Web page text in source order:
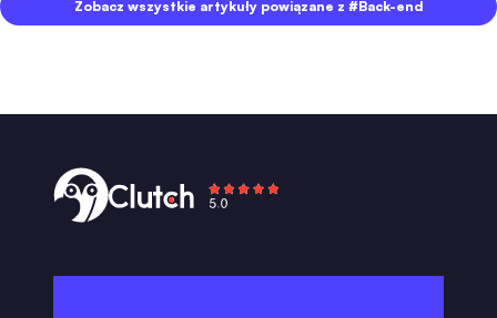
Zobacz wszystkie artykuły powiązane z #Back-end